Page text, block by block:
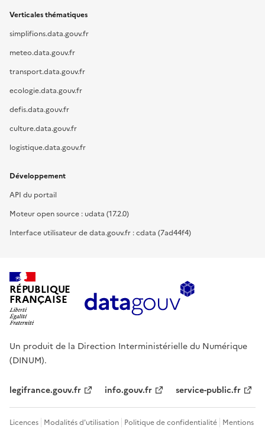
Verticales thématiques
simplifions.data.gouv.fr
meteo.data.gouv.fr
transport.data.gouv.fr
ecologie.data.gouv.fr
defis.data.gouv.fr
culture.data.gouv.fr
logistique.data.gouv.fr
Développement
API du portail
Moteur open source : udata (17.2.0)
Interface utilisateur de data.gouv.fr : cdata (7ad44f4)
RÉPUBLIQUE
FRANÇAISE
Un produit de la Direction Interministérielle du Numérique
(DINUM).
legifrance.gouv.fr info.gouv.fr service-public.fr
Licences Modalités d'utilisation Politique de confidentialité Mentions